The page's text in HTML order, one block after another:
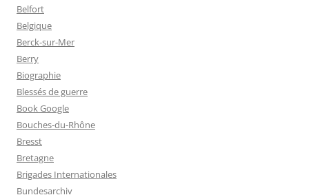
Belfort
Belgique
Berck-sur-Mer
Berry
Biographie
Blessés de guerre
Book Google
Bouches-du-Rhône
Bresst
Bretagne
Brigades Internationales
Bundesarchiv